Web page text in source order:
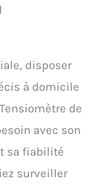
disposer
à domicile
de
avec son
sa fiabilité
surveiller